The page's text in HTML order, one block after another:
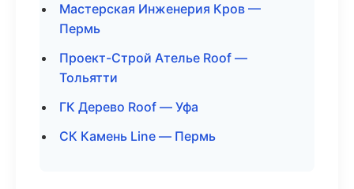
Мастерская Инженерия Кров —
Пермь
Проект-Строй Ателье Roof —
Тольятти
ГК Дерево Roof — Уфа
СК Камень Line — Пермь